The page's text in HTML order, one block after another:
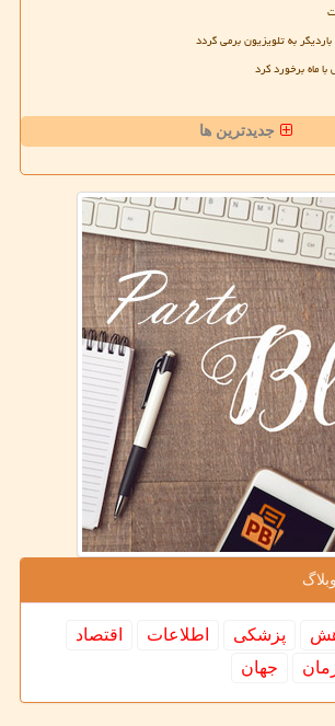
به تلویزیون برمی گردد
جدیدترین ها
پزشكی اطلاعات
اقتصاد
جهان